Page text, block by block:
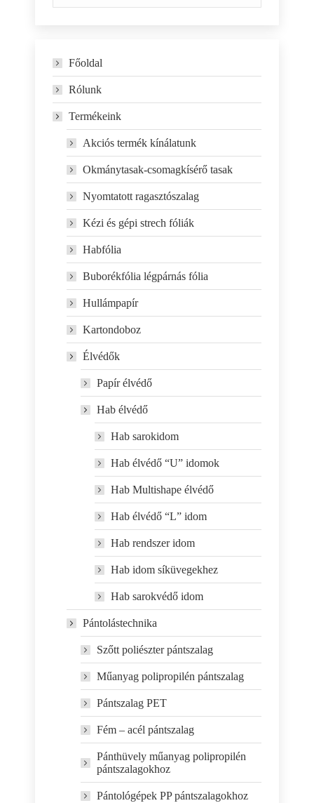
Főoldal
Rólunk
Termékeink
Akciós termék kínálatunk
Okmánytasak-csomagkísérő tasak
Nyomtatott ragasztószalag
Kézi és gépi strech fóliák
Habfólia
Buborékfólia légpárnás fólia
Hullámpapír
Kartondoboz
Élvédők
Papír élvédő
Hab élvédő
Hab sarokidom
Hab élvédő “U” idomok
Hab Multishape élvédő
Hab élvédő “L” idom
Hab rendszer idom
Hab idom síküvegekhez
Hab sarokvédő idom
Pántolástechnika
Szőtt poliészter pántszalag
Műanyag polipropilén pántszalag
Pántszalag PET
Fém – acél pántszalag
Pánthüvely műanyag polipropilén
pántszalagokhoz
Pántológépek PP pántszalagokhoz